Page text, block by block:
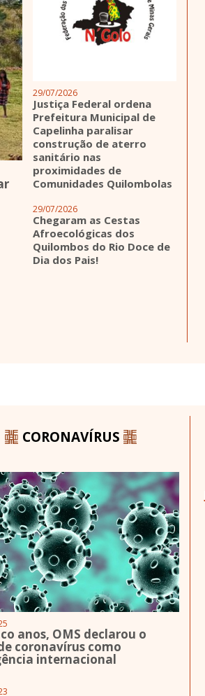
29/07/2026
Justiça Federal ordena
Prefeitura Municipal de
Capelinha paralisar
construção de aterro
sanitário nas
proximidades de
Comunidades Quilombolas
29/07/2026
Chegaram as Cestas
Afroecológicas dos
Quilombos do Rio Doce de
Dia dos Pais!
CORONAVÍRUS
anos, OMS declarou o
coronavírus como
internacional